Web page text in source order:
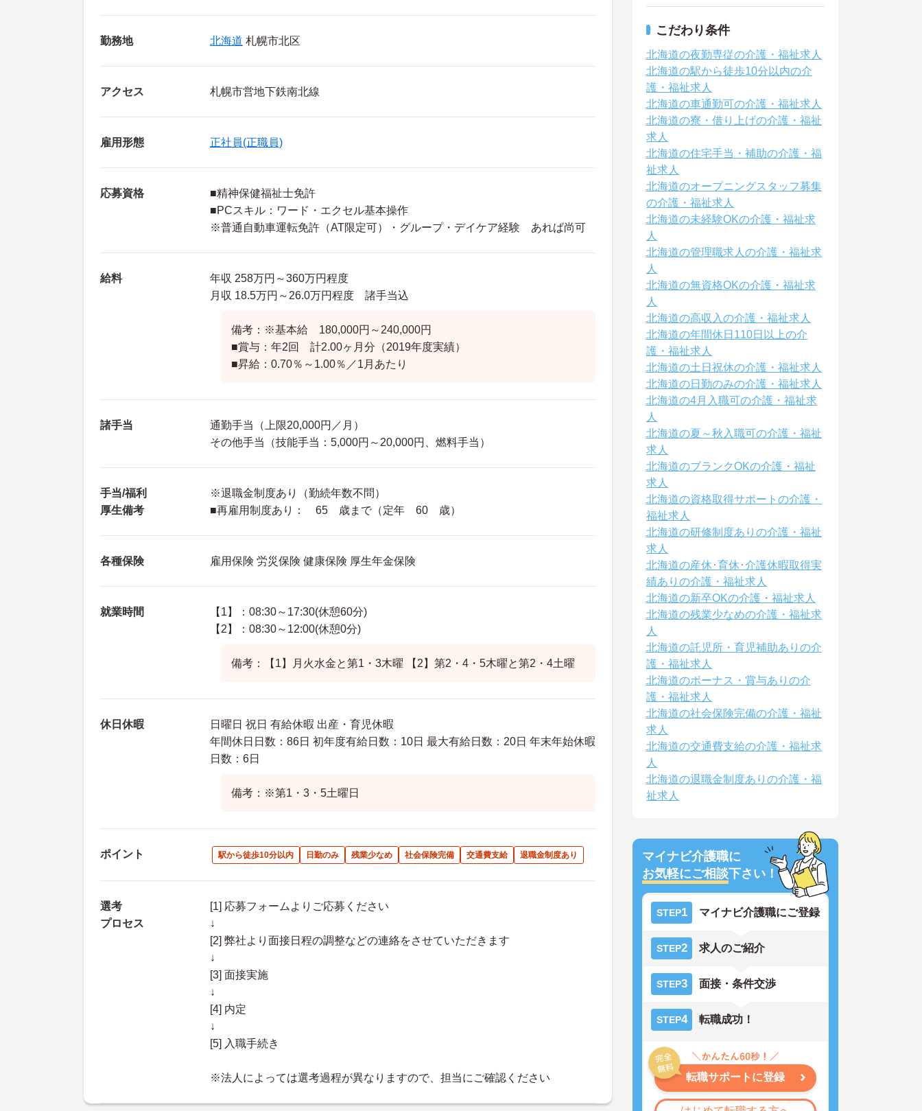
勤務地 北海道 札幌市北区
アクセス 札幌市営地下鉄南北線
雇用形態 正社員(正職員)
応募資格
■精神保健福祉士免許
■PCスキル：ワード・エクセル基本操作
※普通自動車運転免許（AT限定可）・グループ・デイケア経験 あれば尚可
給料
年収 258万円～360万円程度
月収 18.5万円～26.0万円程度 諸手当込
備考：※基本給 180,000円～240,000円
■賞与：年2回 計2.00ヶ月分（2019年度実績）
■昇給：0.70％～1.00％／1月あたり
諸手当
通勤手当（上限20,000円／月）
その他手当（技能手当：5,000円～20,000円、燃料手当）
手当/福利
厚生備考
※退職金制度あり（勤続年数不問）
■再雇用制度あり： 65 歳まで（定年 60 歳）
各種保険 雇用保険 労災保険 健康保険 厚生年金保険
就業時間
【1】：08:30～17:30(休憩60分)
【2】：08:30～12:00(休憩0分)
備考：【1】月火水金と第1・3木曜 【2】第2・4・5木曜と第2・4土曜
休日休暇
日曜日 祝日 有給休暇 出産・育児休暇
年間休日日数：86日 初年度有給日数：10日 最大有給日数：20日 年末年始休暇
日数：6日
備考：※第1・3・5土曜日
ポイント 駅から徒歩10分以内 日勤のみ 残業少なめ 社会保険完備 交通費支給 退職金制度あり
選考
プロセス
[1] 応募フォームよりご応募ください
↓
[2] 弊社より面接日程の調整などの連絡をさせていただきます
↓
[3] 面接実施
↓
[4] 内定
↓
[5] 入職手続き
※法人によっては選考過程が異なりますので、担当にご確認ください
こだわり条件
北海道の夜勤専従の介護・福祉求人
北海道の駅から徒歩10分以内の介
護・福祉求人
北海道の車通勤可の介護・福祉求人
北海道の寮・借り上げの介護・福祉
求人
北海道の住宅手当・補助の介護・福
祉求人
北海道のオープニングスタッフ募集
の介護・福祉求人
北海道の未経験OKの介護・福祉求
人
北海道の管理職求人の介護・福祉求
人
北海道の無資格OKの介護・福祉求
人
北海道の高収入の介護・福祉求人
北海道の年間休日110日以上の介
護・福祉求人
北海道の土日祝休の介護・福祉求人
北海道の日勤のみの介護・福祉求人
北海道の4月入職可の介護・福祉求
人
北海道の夏～秋入職可の介護・福祉
求人
北海道のブランクOKの介護・福祉
求人
北海道の資格取得サポートの介護・
福祉求人
北海道の研修制度ありの介護・福祉
求人
北海道の産休･育休･介護休暇取得実
績ありの介護・福祉求人
北海道の新卒OKの介護・福祉求人
北海道の残業少なめの介護・福祉求
人
北海道の託児所・育児補助ありの介
護・福祉求人
北海道のボーナス・賞与ありの介
護・福祉求人
北海道の社会保険完備の介護・福祉
求人
北海道の交通費支給の介護・福祉求
人
北海道の退職金制度ありの介護・福
祉求人
マイナビ介護職に
お気軽にご相談下さい！
STEP1 マイナビ介護職にご登録
STEP2 求人のご紹介
STEP3 面接・条件交渉
STEP4 転職成功！
転職サポートに登録